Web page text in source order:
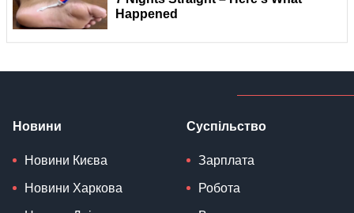
Новини
Новини Києва
Новини Харкова
Суспільство
Зарплата
Робота